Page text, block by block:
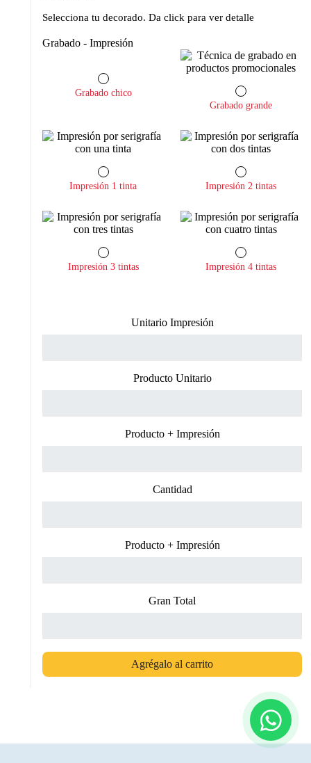
Selecciona tu decorado. Da click para ver detalle
Grabado - Impresión
Grabado chico
Grabado grande
Impresión 1 tinta Impresión 2 tintas
Impresión 3 tintas Impresión 4 tintas
Unitario Impresión
Producto Unitario
Producto + Impresión
Cantidad
Producto + Impresión
Gran Total
Agrégalo al carrito